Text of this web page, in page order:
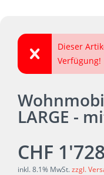
Dieser
Verfügung!
LARGE -
CHF
inkl. 8.1% MwSt.zzgl.